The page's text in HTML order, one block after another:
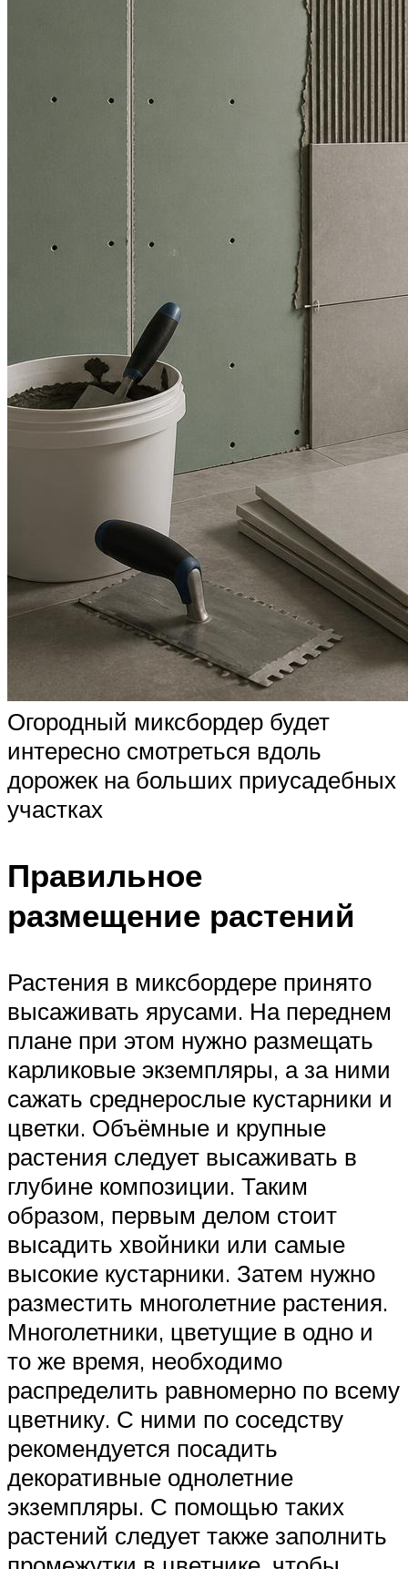
Огородный миксбордер будет
интересно смотреться вдоль
дорожек на больших приусадебных
участках
Правильное
размещение растений
Растения в миксбордере принято
высаживать ярусами. На переднем
плане при этом нужно размещать
карликовые экземпляры, а за ними
сажать среднерослые кустарники и
цветки. Объёмные и крупные
растения следует высаживать в
глубине композиции. Таким
образом, первым делом стоит
высадить хвойники или самые
высокие кустарники. Затем нужно
разместить многолетние растения.
Многолетники, цветущие в одно и
то же время, необходимо
распределить равномерно по всему
цветнику. С ними по соседству
рекомендуется посадить
декоративные однолетние
экземпляры. С помощью таких
растений следует также заполнить